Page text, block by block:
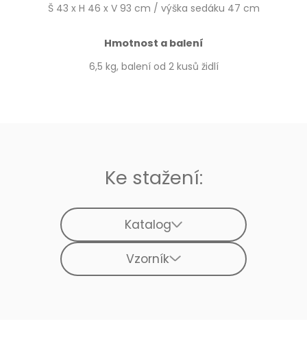
Š 43 x H 46 x V 93 cm / výška sedáku 47 cm
Hmotnost a balení
6,5 kg, balení od 2 kusů židlí
Ke stažení:
Katalog
Vzorník